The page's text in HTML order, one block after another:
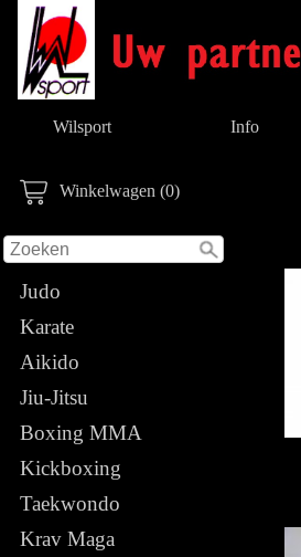
Wilsport Info
Winkelwagen (0)
Judo
Karate
Aikido
Jiu-Jitsu
Boxing MMA
Kickboxing
Taekwondo
Krav Maga